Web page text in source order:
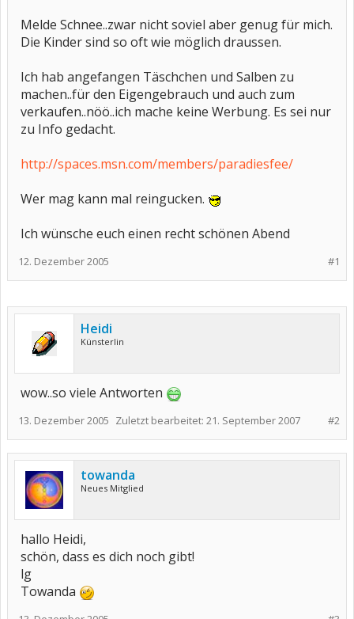
Melde Schnee..zwar nicht soviel aber genug für mich.
Die Kinder sind so oft wie möglich draussen.
Ich hab angefangen Täschchen und Salben zu
machen..für den Eigengebrauch und auch zum
verkaufen..nöö..ich mache keine Werbung. Es sei nur
zu Info gedacht.
http://spaces.msn.com/members/paradiesfee/
Wer mag kann mal reingucken.
Ich wünsche euch einen recht schönen Abend
#1
12. Dezember 2005
Heidi
Künsterlin
wow..so viele Antworten
#2
13. Dezember 2005 Zuletzt bearbeitet: 21. September 2007
towanda
Neues Mitglied
hallo Heidi,
schön, dass es dich noch gibt!
lg
Towanda